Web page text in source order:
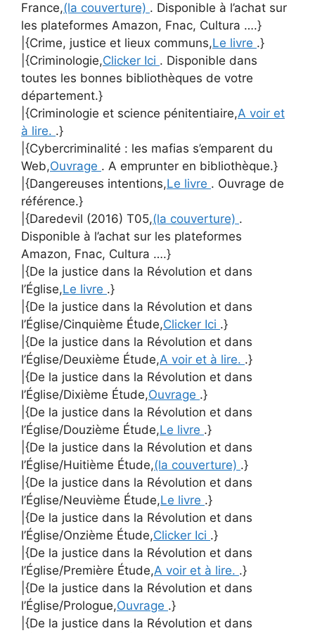
France,(la couverture) . Disponible à l’achat sur
les plateformes Amazon, Fnac, Cultura ….}
|{Crime, justice et lieux communs,Le livre .}
|{Criminologie,Clicker Ici . Disponible dans
toutes les bonnes bibliothèques de votre
département.}
|{Criminologie et science pénitentiaire,A voir et
à lire. .}
|{Cybercriminalité : les mafias s’emparent du
Web,Ouvrage . A emprunter en bibliothèque.}
|{Dangereuses intentions,Le livre . Ouvrage de
référence.}
|{Daredevil (2016) T05,(la couverture) .
Disponible à l’achat sur les plateformes
Amazon, Fnac, Cultura ….}
|{De la justice dans la Révolution et dans
l’Église,Le livre .}
|{De la justice dans la Révolution et dans
l’Église/Cinquième Étude,Clicker Ici .}
|{De la justice dans la Révolution et dans
l’Église/Deuxième Étude,A voir et à lire. .}
|{De la justice dans la Révolution et dans
l’Église/Dixième Étude,Ouvrage .}
|{De la justice dans la Révolution et dans
l’Église/Douzième Étude,Le livre .}
|{De la justice dans la Révolution et dans
l’Église/Huitième Étude,(la couverture) .}
|{De la justice dans la Révolution et dans
l’Église/Neuvième Étude,Le livre .}
|{De la justice dans la Révolution et dans
l’Église/Onzième Étude,Clicker Ici .}
|{De la justice dans la Révolution et dans
l’Église/Première Étude,A voir et à lire. .}
|{De la justice dans la Révolution et dans
l’Église/Prologue,Ouvrage .}
|{De la justice dans la Révolution et dans